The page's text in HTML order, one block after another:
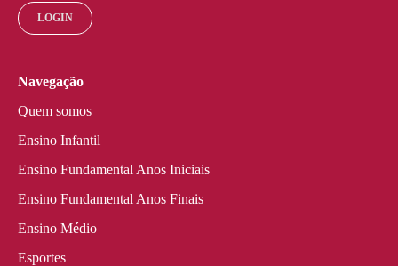
LOGIN
Navegação
Quem somos
Ensino Infantil
Ensino Fundamental Anos Iniciais
Ensino Fundamental Anos Finais
Ensino Médio
Esportes